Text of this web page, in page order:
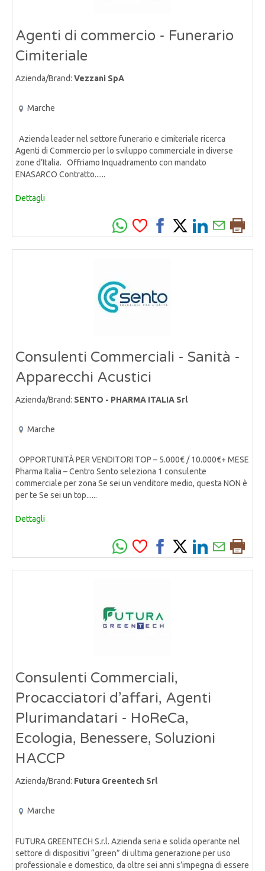
Agenti di commercio - Funerario
Cimiteriale
Azienda/Brand: Vezzani SpA
Marche
Azienda leader nel settore funerario e cimiteriale ricerca
Agenti di Commercio per lo sviluppo commerciale in diverse
zone d’Italia. Offriamo Inquadramento con mandato
ENASARCO Contratto......
Dettagli
Consulenti Commerciali - Sanità -
Apparecchi Acustici
Azienda/Brand: SENTO - PHARMA ITALIA Srl
Marche
OPPORTUNITÀ PER VENDITORI TOP – 5.000€ / 10.000€+ MESE
Pharma Italia – Centro Sento seleziona 1 consulente
commerciale per zona Se sei un venditore medio, questa NON è
per te Se sei un top......
Dettagli
Consulenti Commerciali,
Procacciatori d’affari, Agenti
Plurimandatari - HoReCa,
Ecologia, Benessere, Soluzioni
HACCP
Azienda/Brand: Futura Greentech Srl
Marche
FUTURA GREENTECH S.r.l. Azienda seria e solida operante nel
settore di dispositivi “green” di ultima generazione per uso
professionale e domestico, da oltre sei anni s’impegna di essere